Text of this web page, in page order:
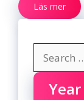
Läs mer
for:
Year